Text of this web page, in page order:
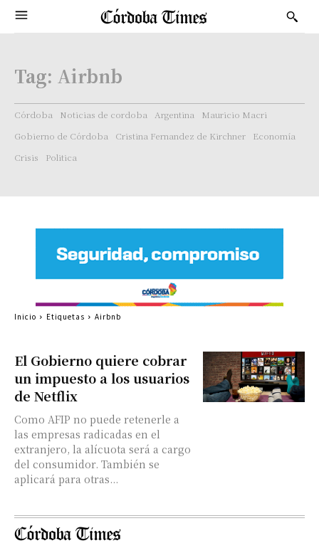
Tag: Airbnb
Córdoba Noticias de cordoba Argentina
Mauricio Macri
Gobierno de Córdoba
Cristina Fernandez de Kirchner
Economía
Crisis
Politica
El Gobierno quiere cobrar
un impuesto a los usuarios
de Netflix
Como AFIP no puede retenerle a
las empresas radicadas en el
extranjero, la alícuota será a cargo
del consumidor. También se
aplicará para otras...
Inicio Etiquetas Airbnb